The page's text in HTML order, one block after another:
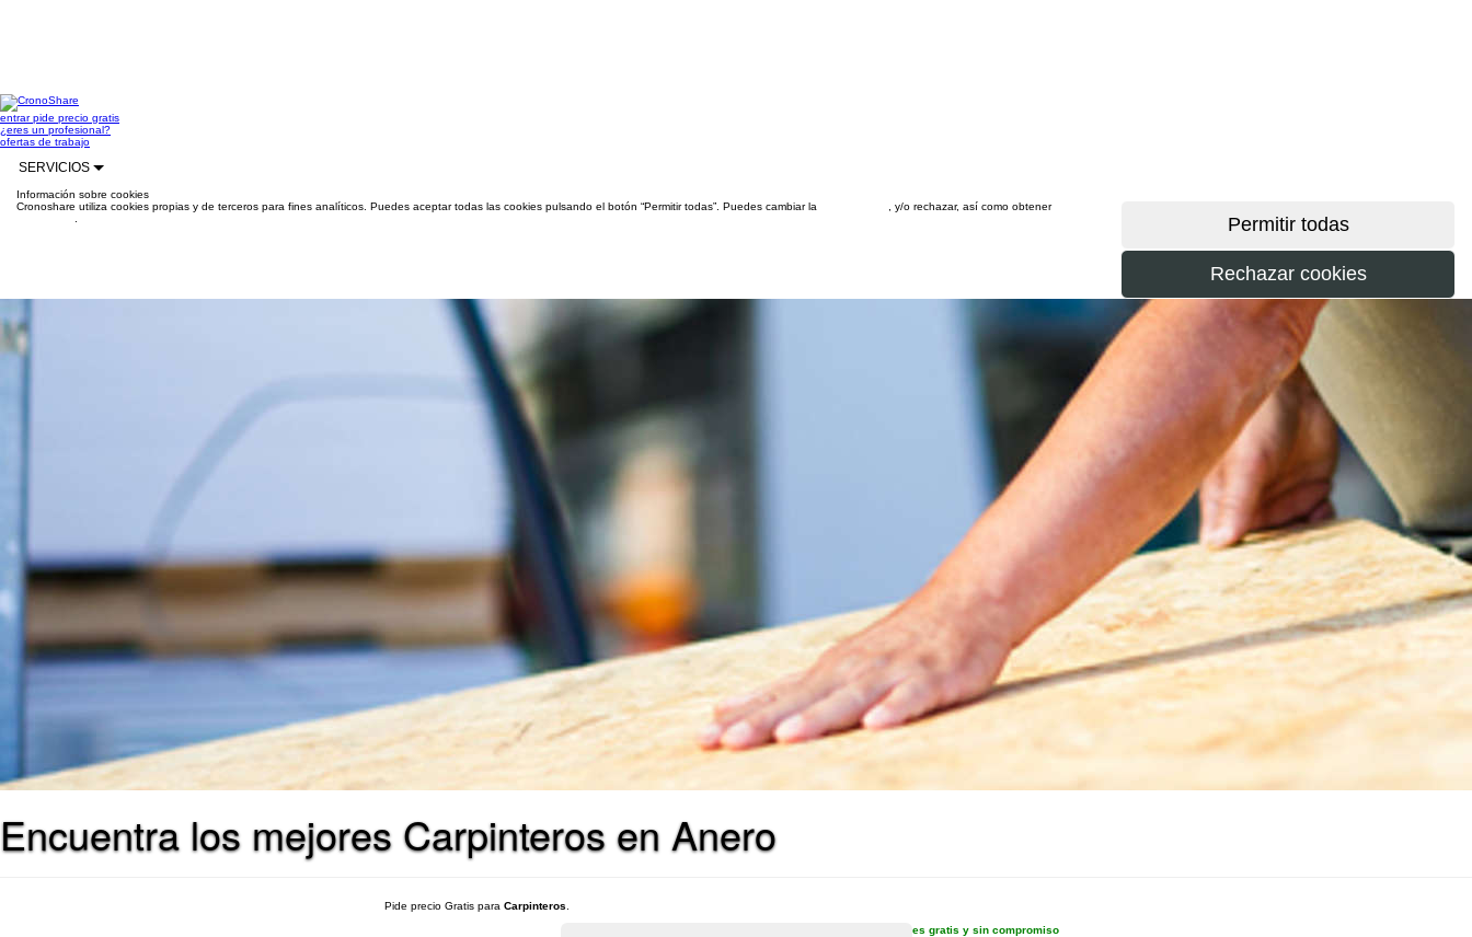
entrarpide precio gratis
¿eres un profesional?
ofertas de trabajo
SERVICIOS
Información sobre cookies
Cronoshare utiliza cookies propias y de terceros para fines analíticos. Puedes aceptar todas las cookies pulsando el botón “Permitir todas”. Puedes cambiar la
, y/o rechazar, así como obtener
Encuentra los mejores Carpinteros en Anero
Pide precio Gratis para Carpinteros
es gratis y sin compromiso